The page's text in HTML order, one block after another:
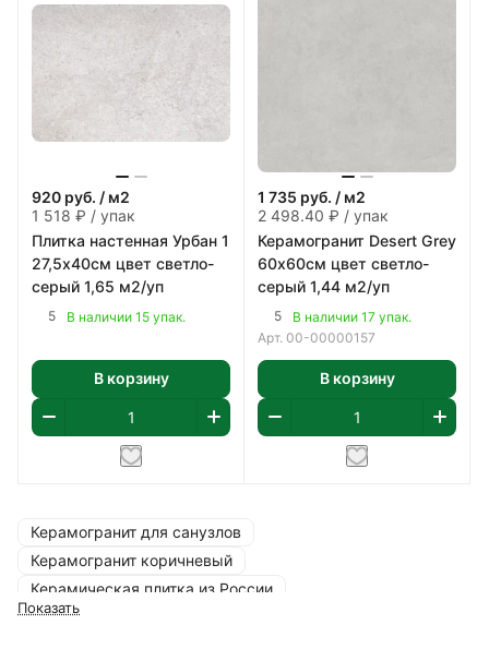
920 руб. / м2
1 518 ₽ / упак
Плитка настенная Урбан 1
27,5х40см цвет светло-
серый 1,65 м2/уп
5 В наличии 15 упак.
В корзину
1 735 руб. / м2
2 498.40 ₽ / упак
Керамогранит Desert Grey
60х60см цвет светло-
серый 1,44 м2/уп
5
В наличии 17 упак.
Арт. 00-00000157
В корзину
Керамогранит для санузлов
Керамогранит коричневый
Керамическая плитка из России
Керамогранит для кухни
Показать